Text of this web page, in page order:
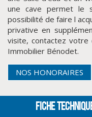
une cave permet le
possibilité de faire l
privative en
visite, contactez votre
Immobilier Bénodet.
NOS HONORAIRES
FICHE